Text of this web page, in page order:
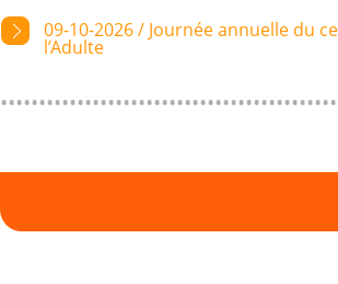
09-10-2026 / Journée annuelle du
l’Adulte